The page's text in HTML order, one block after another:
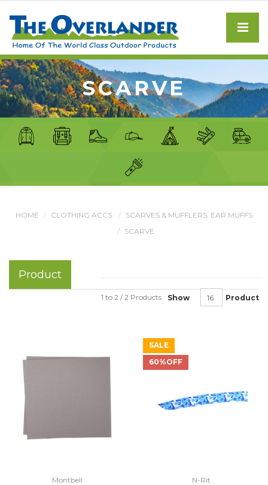
SCARVE
HOME CLOTHING ACCS.
SCARVES & MUFFLERS, EAR MUFFS
SCARVE
Product
Show Product
1 to 2 / 2 Products
Montbell
SALE
60%OFF
N-Rit